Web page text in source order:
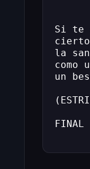
Si te
la
como
un
FINAL